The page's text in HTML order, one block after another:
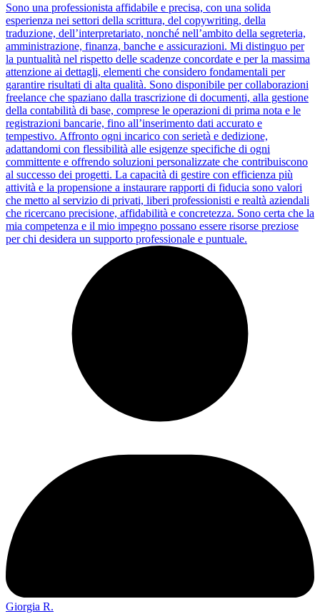
Sono una professionista affidabile e precisa, con una solida
esperienza nei settori della scrittura, del copywriting, della
traduzione, dell’interpretariato, nonché nell’ambito della segreteria,
amministrazione, finanza, banche e assicurazioni. Mi distinguo per
la puntualità nel rispetto delle scadenze concordate e per la massima
attenzione ai dettagli, elementi che considero fondamentali per
garantire risultati di alta qualità. Sono disponibile per collaborazioni
freelance che spaziano dalla trascrizione di documenti, alla gestione
della contabilità di base, comprese le operazioni di prima nota e le
registrazioni bancarie, fino all’inserimento dati accurato e
tempestivo. Affronto ogni incarico con serietà e dedizione,
adattandomi con flessibilità alle esigenze specifiche di ogni
committente e offrendo soluzioni personalizzate che contribuiscono
al successo dei progetti. La capacità di gestire con efficienza più
attività e la propensione a instaurare rapporti di fiducia sono valori
che metto al servizio di privati, liberi professionisti e realtà aziendali
che ricercano precisione, affidabilità e concretezza. Sono certa che la
mia competenza e il mio impegno possano essere risorse preziose
per chi desidera un supporto professionale e puntuale.
Giorgia R.